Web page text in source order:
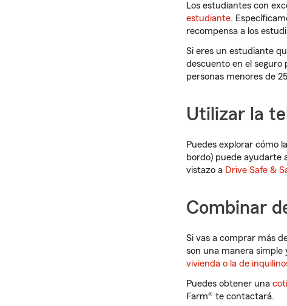
Los estudiantes con
estudiante.
recompensa a los
Si eres un estudiante
descuento en el seguro
personas menores de
Utilizar la
Puedes explorar cómo la
bordo) puede ayudarte
vistazo a Drive Safe &
Combinar
Si vas a comprar más
son una manera simple
vivienda o la de
Puedes obtener una
Farm® te contactará.